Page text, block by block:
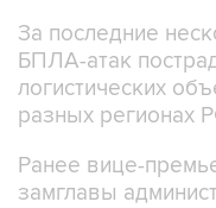
За последние
БПЛА-атак
логистических
разных регионах
Ранее вице-
замглавы